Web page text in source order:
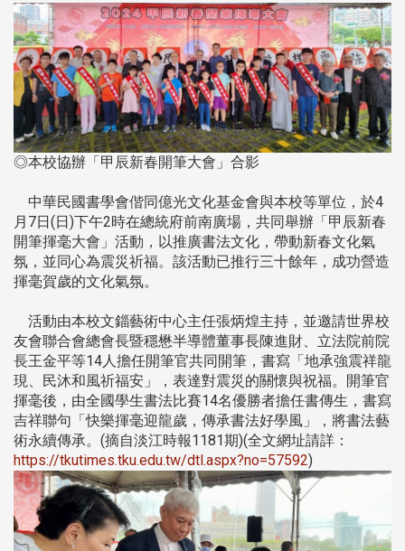
◎本校協辦「甲辰新春開筆大會」合影
中華民國書學會偕同億光文化基金會與本校等單位，於4
月7日(日)下午2時在總統府前南廣場，共同舉辦「甲辰新春
開筆揮毫大會」活動，以推廣書法文化，帶動新春文化氣
氛，並同心為震災祈福。該活動已推行三十餘年，成功營造
揮毫賀歲的文化氣氛。
活動由本校文錙藝術中心主任張炳煌主持，並邀請世界校
友會聯合會總會長暨穩懋半導體董事長陳進財、立法院前院
長王金平等14人擔任開筆官共同開筆，書寫「地承強震祥龍
現、民沐和風祈福安」，表達對震災的關懷與祝福。開筆官
揮毫後，由全國學生書法比賽14名優勝者擔任書傳生，書寫
吉祥聯句「快樂揮毫迎龍歲，傳承書法好學風」，將書法藝
術永續傳承。(摘自淡江時報1181期)(全文網址請詳：
https://tkutimes.tku.edu.tw/dtl.aspx?no=57592)